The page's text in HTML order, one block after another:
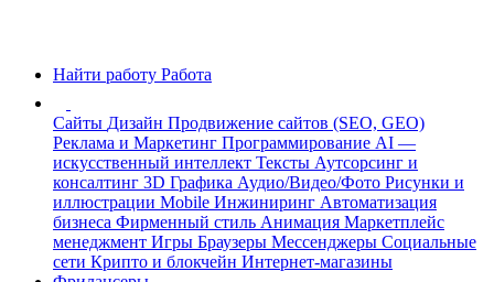
Найти работу Работа
Сайты Дизайн Продвижение сайтов (SEO, GEO)
Реклама и Маркетинг Программирование AI —
искусственный интеллект Тексты Аутсорсинг и
консалтинг 3D Графика Аудио/Видео/Фото Рисунки и
иллюстрации Mobile Инжиниринг Автоматизация
бизнеса Фирменный стиль Анимация Маркетплейс
менеджмент Игры Браузеры Мессенджеры Социальные
сети Крипто и блокчейн Интернет-магазины